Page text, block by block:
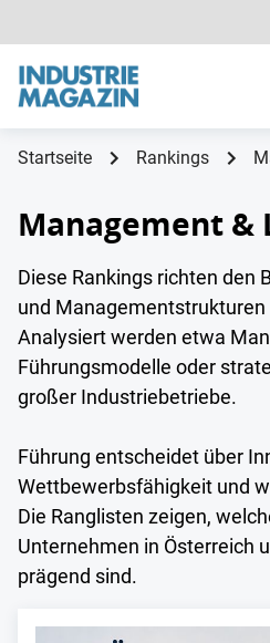
Startseite Rankings
Management &
Diese Rankings richten den
und
Analysiert werden etwa
Führungsmodelle oder
großer Industriebetriebe.
Führung entscheidet über
Wettbewerbsfähigkeit und
Die Ranglisten zeigen,
Unternehmen in Österreich
prägend sind.